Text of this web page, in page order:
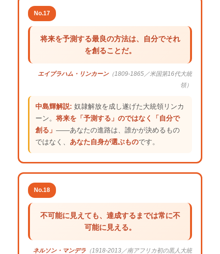
No.17
将来を予測する最良の方法は、自分でそれ
を創ることだ。
エイブラハム・リンカーン（1809-1865／米国第16代大統
領）
中島輝解説: 奴隷解放を成し遂げた大統領リンカ
ーン。 将来を「予測する」のではなく「自分で
創る」 ——あなたの進路は、誰かが決めるもの
ではなく、 あなた自身が選ぶものです。
No.18
不可能に見えても、達成するまでは常に不
可能に見える。
ネルソン・マンデラ （1918-2013／南アフリカ初の黒人大統